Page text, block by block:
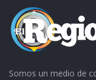
Somos un medio de